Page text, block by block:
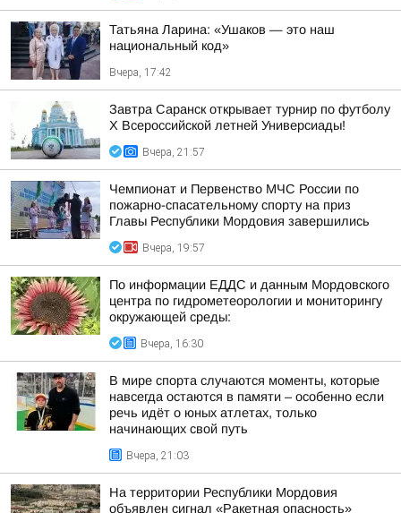
Татьяна Ларина: «Ушаков — это наш
национальный код»
Вчера, 17:42
Завтра Саранск открывает турнир по футболу
X Всероссийской летней Универсиады!
Вчера, 21:57
Чемпионат и Первенство МЧС России по
пожарно-спасательному спорту на приз
Главы Республики Мордовия завершились
Вчера, 19:57
По информации ЕДДС и данным Мордовского
центра по гидрометеорологии и мониторингу
окружающей среды:
Вчера, 16:30
В мире спорта случаются моменты, которые
навсегда остаются в памяти – особенно если
речь идёт о юных атлетах, только
начинающих свой путь
Вчера, 21:03
На территории Республики Мордовия
объявлен сигнал «Ракетная опасность»